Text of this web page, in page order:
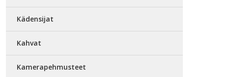
Kädensijat
Kahvat
Kamerapehmusteet